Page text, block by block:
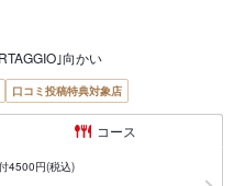
｣向かい
口コミ投稿特典対象店
コース
4500円(税込)